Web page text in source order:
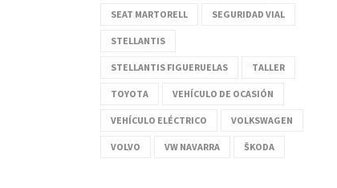
SEAT MARTORELL SEGURIDAD VIAL
STELLANTIS
STELLANTIS FIGUERUELAS TALLER
TOYOTA VEHÍCULO DE OCASIÓN
VEHÍCULO ELÉCTRICO VOLKSWAGEN
VOLVO VW NAVARRA ŠKODA